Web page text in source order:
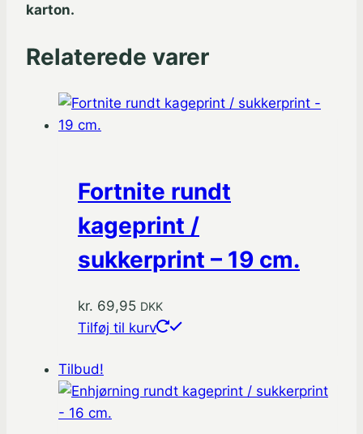
karton.
Relaterede varer
Fortnite rundt
kageprint /
sukkerprint – 19 cm.
kr. 69,95 DKK
Tilføj til kurv
Tilbud!